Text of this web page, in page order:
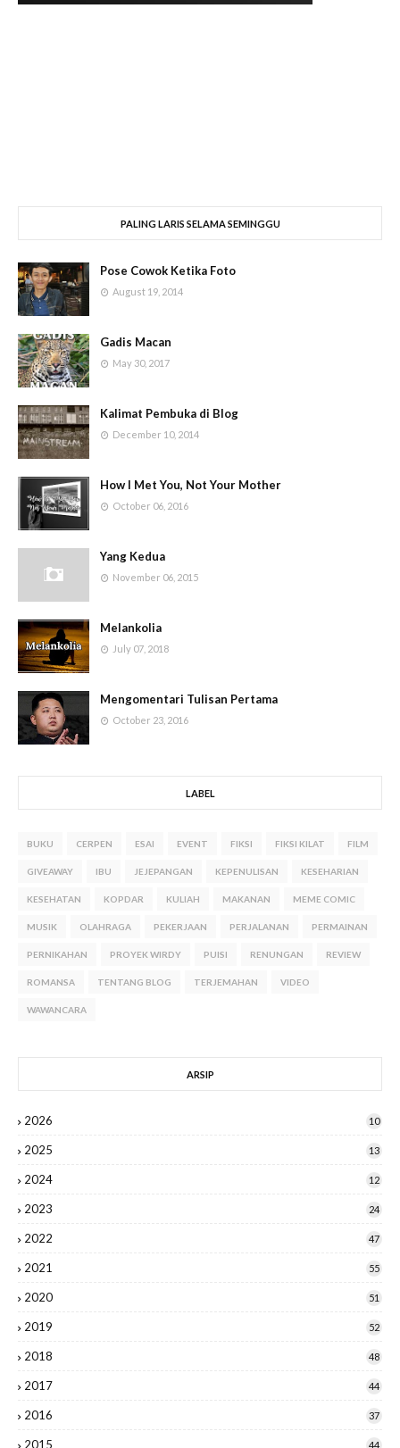
PALING LARIS SELAMA SEMINGGU
Pose Cowok Ketika Foto
August 19, 2014
Gadis Macan
May 30, 2017
Kalimat Pembuka di Blog
December 10, 2014
How I Met You, Not Your Mother
October 06, 2016
Yang Kedua
November 06, 2015
Melankolia
July 07, 2018
Mengomentari Tulisan Pertama
October 23, 2016
LABEL
BUKU CERPEN ESAI EVENT FIKSI FIKSI KILAT FILM
GIVEAWAY IBU JEJEPANGAN KEPENULISAN KESEHARIAN
KESEHATAN KOPDAR KULIAH MAKANAN MEME COMIC
MUSIK OLAHRAGA PEKERJAAN PERJALANAN PERMAINAN
PERNIKAHAN PROYEK WIRDY PUISI RENUNGAN REVIEW
ROMANSA TENTANG BLOG TERJEMAHAN VIDEO
WAWANCARA
ARSIP
2026 10
2025 13
2024 12
2023 24
2022 47
2021 55
2020 51
2019 52
2018 48
2017 44
2016 37
2015 44